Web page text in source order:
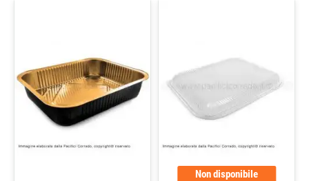
Non disponibile